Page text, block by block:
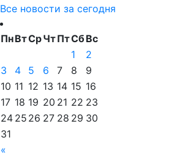
Все новости за сегодня
ПнВтСрЧтПтСбВс
«
1
2
3
4 5 6 7 8
9
10 11 12 13 14 15 16
17 18 19 20 21 22 23
24 25 26 27 28 29 30
31